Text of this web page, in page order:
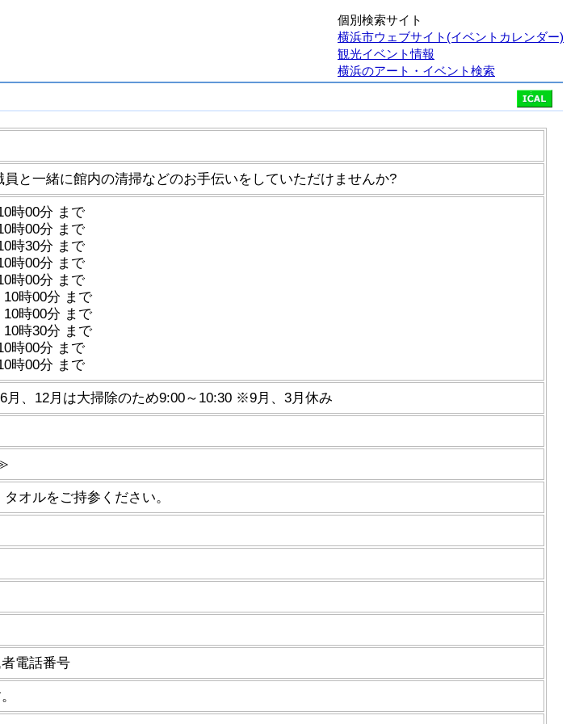
個別検索サイト
横浜市ウェブサイト(イベントカレンダー)
観光イベント情報
横浜のアート・イベント検索
と一緒に館内の清掃などのお手伝いをしていただけませんか?
時00分 まで
時00分 まで
時30分 まで
時00分 まで
時00分 まで
時00分 まで
時00分 まで
時30分 まで
時00分 まで
時00分 まで
、12月は大掃除のため9:00～10:30 ※9月、3月休み
オルをご持参ください。
電話番号